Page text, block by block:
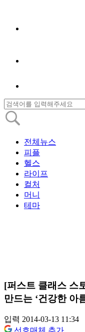
전체뉴스
피플
헬스
라이프
컬처
머니
테마
[퍼스트 클래스 스
만드는 ‘건강한 아
입력 2014-03-13 11:34